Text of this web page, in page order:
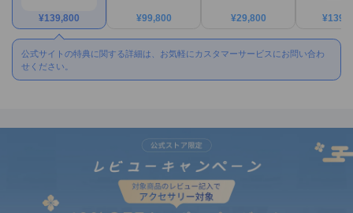
¥139,800 ¥99,800 ¥29,800 ¥
公式サイトの特典に関する詳細は、お気軽にカスタマーサービスにお問い合わ
せください。